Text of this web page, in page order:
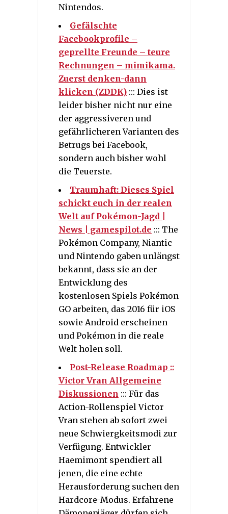
Nintendos.
Gefälschte
Facebookprofile –
geprellte Freunde – teure
Rechnungen – mimikama.
Zuerst denken-dann
klicken (ZDDK) ::: Dies ist
leider bisher nicht nur eine
der aggressiveren und
gefährlicheren Varianten des
Betrugs bei Facebook,
sondern auch bisher wohl
die Teuerste.
Traumhaft: Dieses Spiel
schickt euch in der realen
Welt auf Pokémon-Jagd |
News | gamespilot.de ::: The
Pokémon Company, Niantic
und Nintendo gaben unlängst
bekannt, dass sie an der
Entwicklung des
kostenlosen Spiels Pokémon
GO arbeiten, das 2016 für iOS
sowie Android erscheinen
und Pokémon in die reale
Welt holen soll.
Post-Release Roadmap ::
Victor Vran Allgemeine
Diskussionen ::: Für das
Action-Rollenspiel Victor
Vran stehen ab sofort zwei
neue Schwiergkeitsmodi zur
Verfügung. Entwickler
Haemimont spendiert all
jenen, die eine echte
Herausforderung suchen den
Hardcore-Modus. Erfahrene